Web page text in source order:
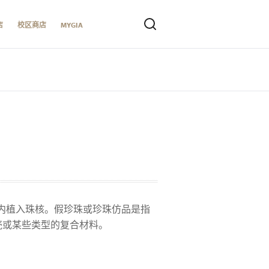
校区商店 MYGIA
植入珠核。假珍珠或珍珠仿品是指
某些类型的复合材料。